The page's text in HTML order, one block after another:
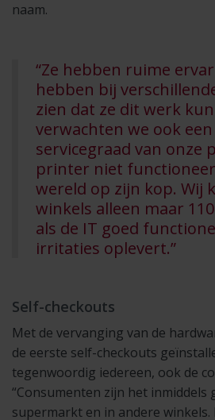
naam.
“Ze hebben ruime
hebben bij
zien dat ze dit werk
verwachten we ook
servicegraad van onze
printer niet
wereld op zijn kop. Wij
winkels alleen maar
als de IT goed
irritaties oplevert.”
Self-checkouts
Met de vervanging van de
de eerste self-checkouts
tegenwoordig iedereen, ook de
“Consumenten zijn het inmiddels
supermarkt en in andere